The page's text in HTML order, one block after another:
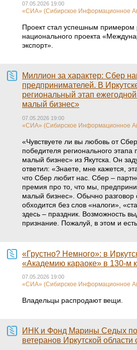
07.05.2026 19:00
«СИА» (Сибирское Информационное
Проект стал успешным примером
национального проекта
экспорт».
Миллион за характер: Сбер
предпринимателей. В
региональный этап
малый бизнес»
07.05.2026 19:00
«СИА» (Сибирское Информационное
«Чувствуете ли вы любовь от
победителя регионального
малый бизнес» из Якутска. Он
ответил: «Знаете, мне кажется,
что Сбер любит нас. Сбер –
премия про то, что мы,
малый бизнес». Обычно
обходится без слов «налоги»,
здесь – праздник. Возможность
признание. Пожалуй, в этом и
«Грустно? Немного»: в
«Академию караоке» в 130-м
07.05.2026 19:00
«СИА» (Сибирское Информационное
Владельцы распродают вещи.
ИНК и Фонд Марины Седых
ветеранов Иркутской